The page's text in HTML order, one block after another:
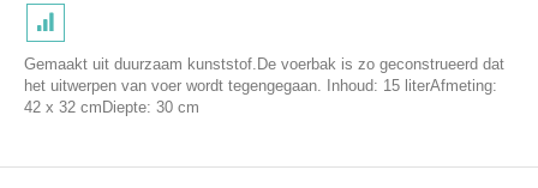
Gemaakt uit duurzaam kunststof.De voerbak is zo geconstrueerd dat
het uitwerpen van voer wordt tegengegaan. Inhoud: 15 literAfmeting:
42 x 32 cmDiepte: 30 cm